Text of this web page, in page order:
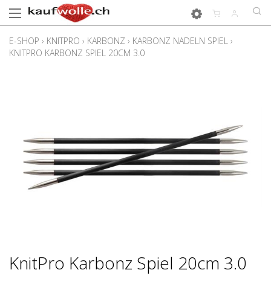
E-SHOP › KNITPRO › KARBONZ › KARBONZ NADELN SPIEL ›
KNITPRO KARBONZ SPIEL 20CM 3.0
KnitPro Karbonz Spiel 20cm 3.0